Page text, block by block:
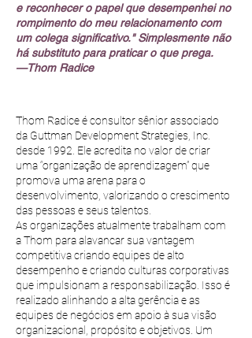
e reconhecer o papel que desempenhei no
rompimento do meu relacionamento com
um colega significativo." Simplesmente não
há substituto para praticar o que prega.
—Thom Radice
Thom Radice é consultor sênior associado
da Guttman Development Strategies, Inc.
desde 1992. Ele acredita no valor de criar
uma “organização de aprendizagem” que
promova uma arena para o
desenvolvimento, valorizando o crescimento
das pessoas e seus talentos.
As organizações atualmente trabalham com
a Thom para alavancar sua vantagem
competitiva criando equipes de alto
desempenho e criando culturas corporativas
que impulsionam a responsabilização. Isso é
realizado alinhando a alta gerência e as
equipes de negócios em apoio à sua visão
organizacional, propósito e objetivos. Um